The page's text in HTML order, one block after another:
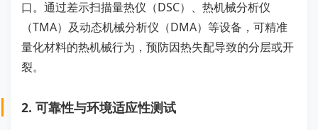
口。通过差示扫描量热仪（DSC）、热机械分析仪
（TMA）及动态机械分析仪（DMA）等设备，可精准
量化材料的热机械行为，预防因热失配导致的分层或开
裂。
2. 可靠性与环境适应性测试